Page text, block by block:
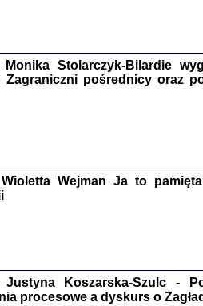
oprac. Aleksandra Bańkowska
Warszawa 2022
oprac. Aleksandra Bańkowska, wstęp
Stolarczyk-Bilardie
pośrednicy oraz
Wejman Ja to
Koszarska-Szulc -
procesowe a dyskurs o